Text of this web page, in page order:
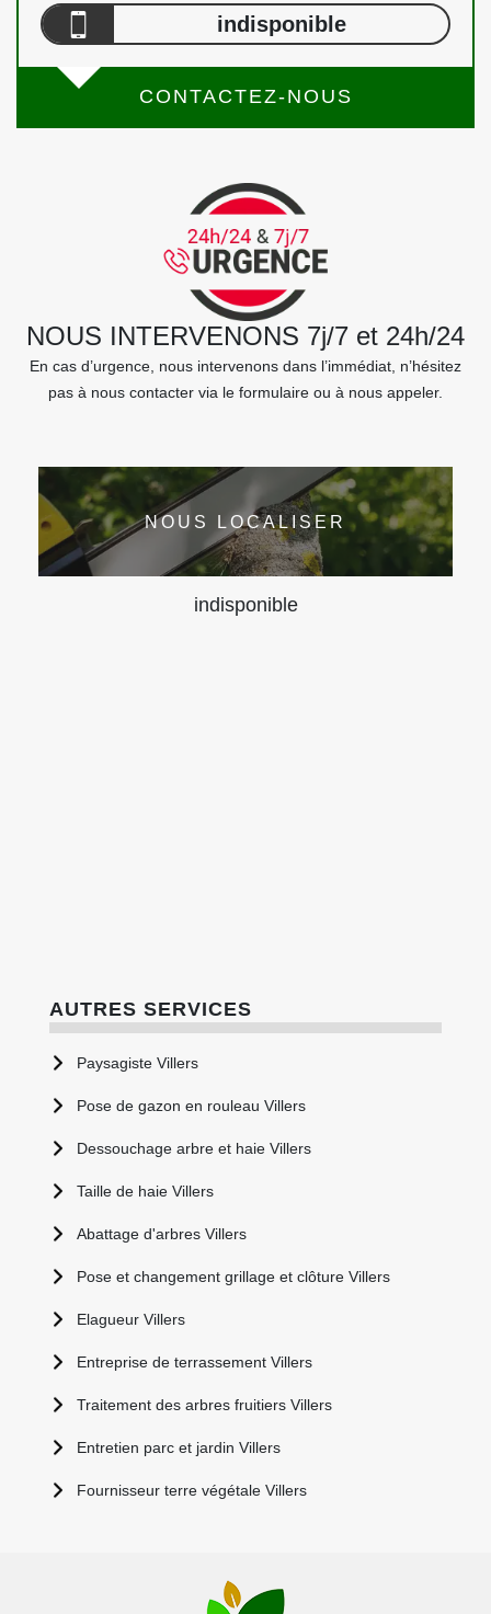
indisponible
CONTACTEZ-NOUS
NOUS INTERVENONS 7j/7 et 24h/24
En cas d’urgence, nous intervenons dans l’immédiat, n’hésitez
pas à nous contacter via le formulaire ou à nous appeler.
NOUS LOCALISER
indisponible
AUTRES SERVICES
Paysagiste Villers
Pose de gazon en rouleau Villers
Dessouchage arbre et haie Villers
Taille de haie Villers
Abattage d'arbres Villers
Pose et changement grillage et clôture Villers
Elagueur Villers
Entreprise de terrassement Villers
Traitement des arbres fruitiers Villers
Entretien parc et jardin Villers
Fournisseur terre végétale Villers